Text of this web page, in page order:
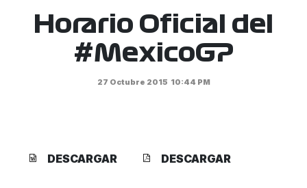
Horario Oficial del
#MexicoGP
27 Octubre 2015 10:44 PM
DESCARGAR DESCARGAR